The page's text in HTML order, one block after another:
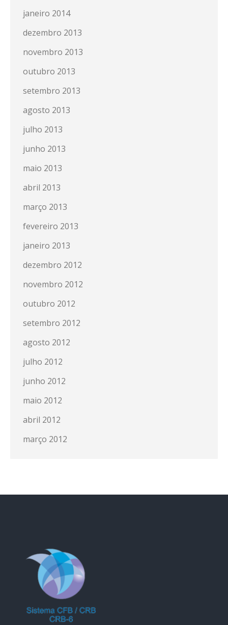
janeiro 2014
dezembro 2013
novembro 2013
outubro 2013
setembro 2013
agosto 2013
julho 2013
junho 2013
maio 2013
abril 2013
março 2013
fevereiro 2013
janeiro 2013
dezembro 2012
novembro 2012
outubro 2012
setembro 2012
agosto 2012
julho 2012
junho 2012
maio 2012
abril 2012
março 2012